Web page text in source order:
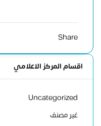
Share
اقسام المركز الاعلامي
Uncategorized
غير مصنف